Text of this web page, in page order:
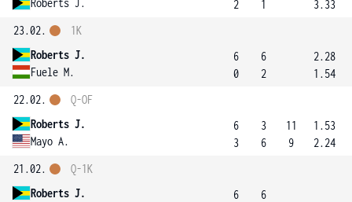
2 1
3.33
23.02.
Roberts J.
Fuele M.
1K
6
0
6
2
2.28
1.54
22.02.
Roberts J.
Mayo A.
Q-OF
6
3
3
6
11
9
1.53
2.24
21.02.
Roberts J.
Q-1K
6
6